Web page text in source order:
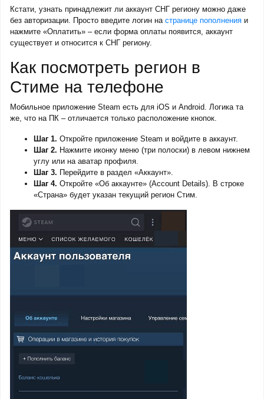
Кстати, узнать принадлежит ли аккаунт СНГ региону можно даже
без авторизации. Просто введите логин на странице пополнения и
нажмите «Оплатить» – если форма оплаты появится, аккаунт
существует и относится к СНГ региону.
Как посмотреть регион в
Стиме на телефоне
Мобильное приложение Steam есть для iOS и Android. Логика та
же, что на ПК – отличается только расположение кнопок.
Шаг 1. Откройте приложение Steam и войдите в аккаунт.
Шаг 2. Нажмите иконку меню (три полоски) в левом нижнем
углу или на аватар профиля.
Шаг 3. Перейдите в раздел «Аккаунт».
Шаг 4. Откройте «Об аккаунте» (Account Details). В строке
«Страна» будет указан текущий регион Стим.